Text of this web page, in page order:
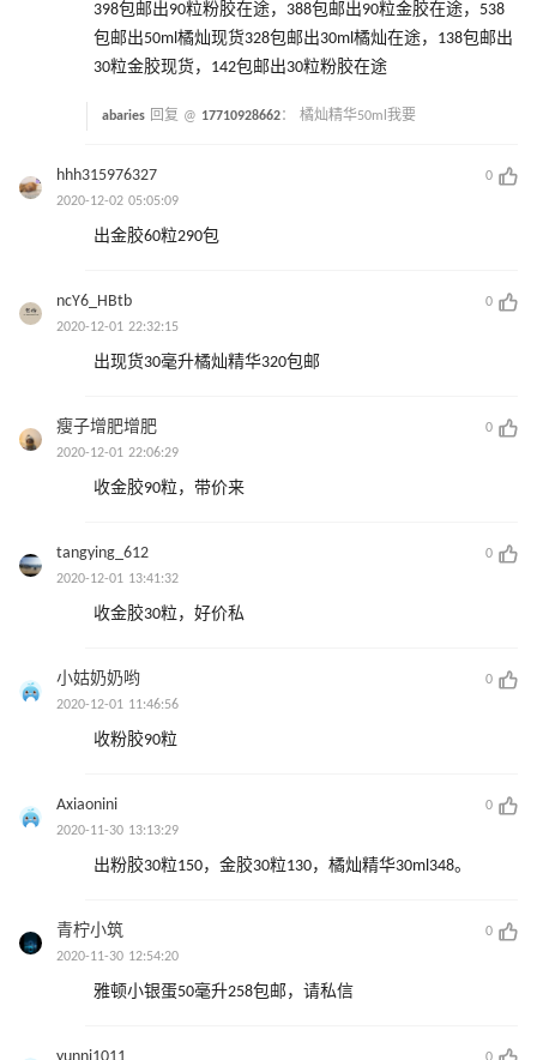
398包邮出90粒粉胶在途，388包邮出90粒金胶在途，538
包邮出50ml橘灿现货328包邮出30ml橘灿在途，138包邮出
30粒金胶现货，142包邮出30粒粉胶在途
abaries 回复 @ 17710928662： 橘灿精华50ml我要
hhh315976327
0
2020-12-02 05:05:09
出金胶60粒290包
ncY6_HBtb
0
2020-12-01 22:32:15
出现货30毫升橘灿精华320包邮
瘦子增肥增肥
0
2020-12-01 22:06:29
收金胶90粒，带价来
tangying_612
0
2020-12-01 13:41:32
收金胶30粒，好价私
小姑奶奶哟
0
2020-12-01 11:46:56
收粉胶90粒
Axiaonini
0
2020-11-30 13:13:29
出粉胶30粒150，金胶30粒130，橘灿精华30ml348。
青柠小筑
0
2020-11-30 12:54:20
雅顿小银蛋50毫升258包邮，请私信
0